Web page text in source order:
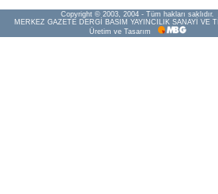
Copyright © 2003, 2004 - Tüm hakları saklıdır.
MERKEZ GAZETE DERGİ BASIM YAYINCILIK SANAYİ VE
Üretim ve Tasarım